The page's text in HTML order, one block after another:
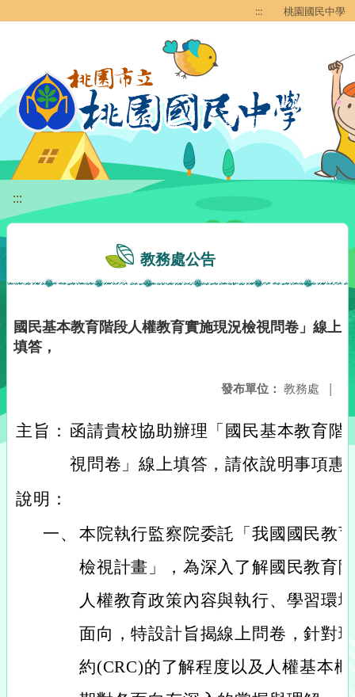
::: 桃園國民中學
:::
教務處公告
國民基本教育階段人權教育實施現況檢視問卷」線上
填答，
發布單位： 教務處 |
主旨： 函請貴校協助辦理「國民基本教育階
視問卷」線上填答，請依說明事項惠
說明：
一、 本院執行監察院委託「我國國民教
檢視計畫」，為深入了解國民教育
人權教育政策內容與執行、學習環
面向，特設計旨揭線上問卷，針對
約(CRC)的了解程度以及人權基本